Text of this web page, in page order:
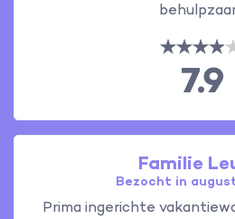
7.9
Familie
Bezocht in
Prima ingerichte